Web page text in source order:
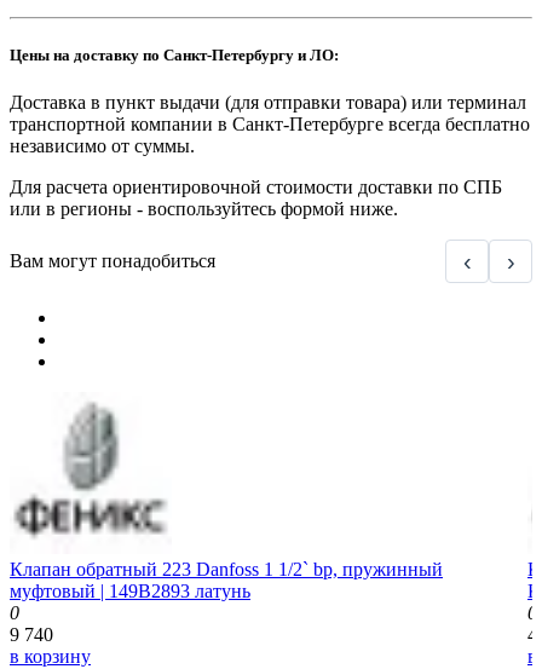
Цены на доставку по Санкт-Петербургу и ЛО:
Доставка в пункт выдачи (для отправки товара) или терминал
транспортной компании в Санкт-Петербурге всегда бесплатно
независимо от суммы.
Для расчета ориентировочной стоимости доставки по СПБ
или в регионы - воспользуйтесь формой ниже.
Вам могут понадобиться ‹ ›
Клапан обратный 223 Danfoss 1 1/2` bp, пружинный
муфтовый | 149B2893 латунь
0
9 740
в корзину
0
в